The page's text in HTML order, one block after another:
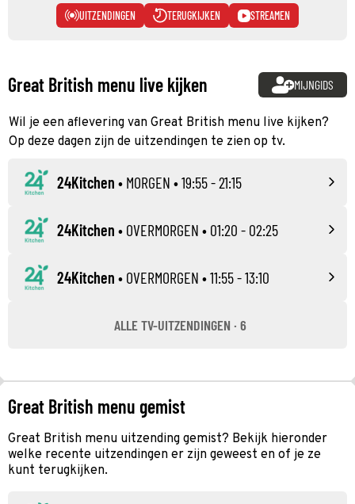
UITZENDINGEN TERUGKIJKEN STREAMEN
Great British menu live kijken MIJNGIDS
Wil je een aflevering van Great British menu live kijken?
Op deze dagen zijn de uitzendingen te zien op tv.
24Kitchen • MORGEN • 19:55 - 21:15
24Kitchen • OVERMORGEN • 01:20 - 02:25
24Kitchen • OVERMORGEN • 11:55 - 13:10
ALLE TV-UITZENDINGEN · 6
Great British menu gemist
Great British menu uitzending gemist? Bekijk hieronder
welke recente uitzendingen er zijn geweest en of je ze
kunt terugkijken.